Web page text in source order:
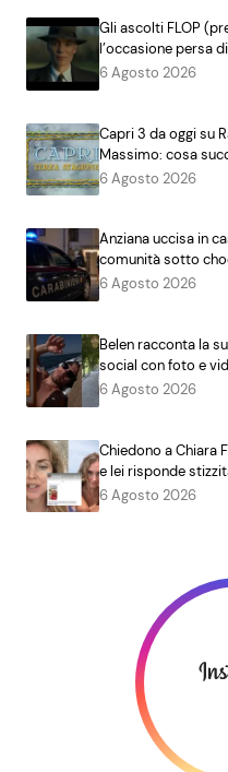
Gli ascolti FLOP
l’occasione persa
6 Agosto 2026
Capri 3 da oggi su
Massimo: cosa
6 Agosto 2026
Anziana uccisa in
comunità sotto
6 Agosto 2026
Belen racconta la
social con foto e
6 Agosto 2026
Chiedono a Chiara
e lei risponde
6 Agosto 2026